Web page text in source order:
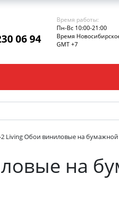
06 94
Время работы:
Пн-Вс 10:00-21:00
Время
GMT +7
2 Living Обои виниловые на бумажной
на